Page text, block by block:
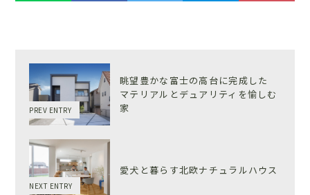
PREV ENTRY
眺望豊かな富士の高台に完成した
マテリアルとデュアリティを愉しむ
家
NEXT ENTRY
愛犬と暮らす北欧ナチュラルハウス